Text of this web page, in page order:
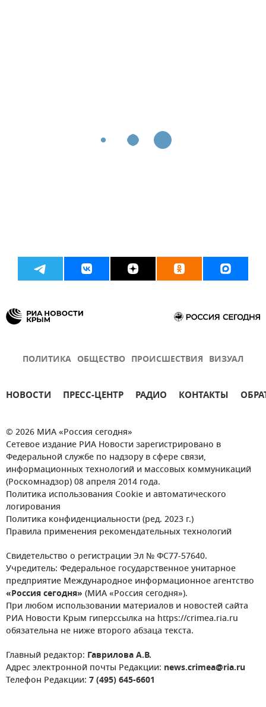
ПОЛИТИКА ОБЩЕСТВО ПРОИСШЕСТВИЯ ВИЗУАЛ
НОВОСТИ ПРЕСС-ЦЕНТР РАДИО КОНТАКТЫ
© 2026 МИА «Россия сегодня»
Сетевое издание РИА Новости зарегистрировано в
Федеральной службе по надзору в сфере связи,
информационных технологий и массовых коммуникаций
(Роскомнадзор) 08 апреля 2014 года.
Политика использования Cookie и автоматического
логирования
Политика конфиденциальности (ред. 2023 г.)
Правила применения рекомендательных технологий
Свидетельство о регистрации Эл № ФС77-57640.
Учредитель: Федеральное государственное унитарное
предприятие Международное информационное агентство
«Россия сегодня» (МИА «Россия сегодня»).
При любом использовании материалов и новостей сайта
РИА Новости Крым гиперссылка на https://crimea.ria.ru
обязательна не ниже второго абзаца текста.
Главный редактор: Гаврилова А.В.
Адрес электронной почты Редакции: news.crimea@ria.ru
Телефон Редакции: 7 (495) 645-6601